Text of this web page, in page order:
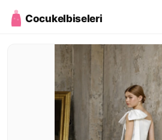
Cocukelbiseleri